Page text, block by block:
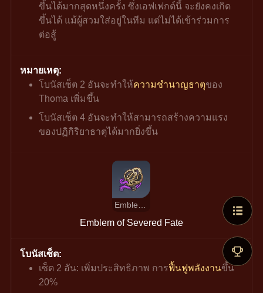
ขึ้นได้มากสุดหนึ่งครั้ง ซึ่งเอฟเฟกต์นี้ จะยังคงเกิด
ขึ้นได้ แม้ผู้สวมใส่อยู่ในทีม แต่ไม่ได้เข้าร่วมการ
ต่อสู้
หมายเหตุ:
โบนัสเซ็ต 2 อันจะทำให้ความชำนาญธาตุของ
Thoma เพิ่มขึ้น
โบนัสเซ็ต 4 อันจะทำให้สามารถสร้างความแรง
ของปฏิกิริยาธาตุได้มากยิ่งขึ้น
Emblem of Severed Fate
โบนัสเซ็ต:
เซ็ต 2 อัน: เพิ่มประสิทธิภาพ การฟื้นฟูพลังงานขึ้น
20%